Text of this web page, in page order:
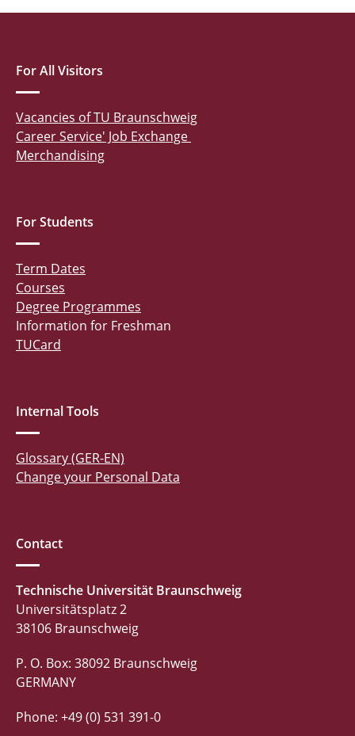
For All Visitors
Vacancies of TU Braunschweig
Career Service' Job Exchange
Merchandising
For Students
Term Dates
Courses
Degree Programmes
Information for Freshman
TUCard
Internal Tools
Glossary (GER-EN)
Change your Personal Data
Contact
Technische Universität Braunschweig
Universitätsplatz 2
38106 Braunschweig
P. O. Box: 38092 Braunschweig
GERMANY
Phone: +49 (0) 531 391-0